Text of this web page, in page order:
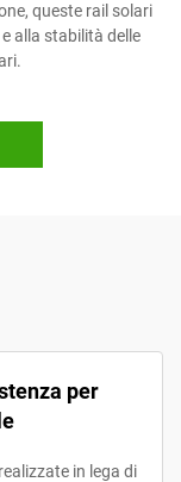
queste rail solari
alla stabilità delle
per
in lega di